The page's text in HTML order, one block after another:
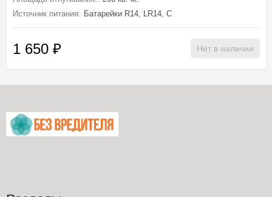
Источник питания: Батарейки R14, LR14, C
1 650 ₽ Нет в наличии